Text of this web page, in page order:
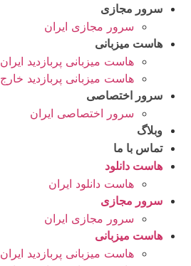
سرور مجازی
سرور مجازی ایران
هاست میزبانی
هاست میزبانی پربازدید ایران
هاست میزبانی پربازدید خارج
سرور اختصاصی
سرور اختصاصی ایران
وبلاگ
تماس با ما
هاست دانلود
هاست دانلود ایران
سرور مجازی
سرور مجازی ایران
هاست میزبانی
هاست میزبانی پربازدید ایران